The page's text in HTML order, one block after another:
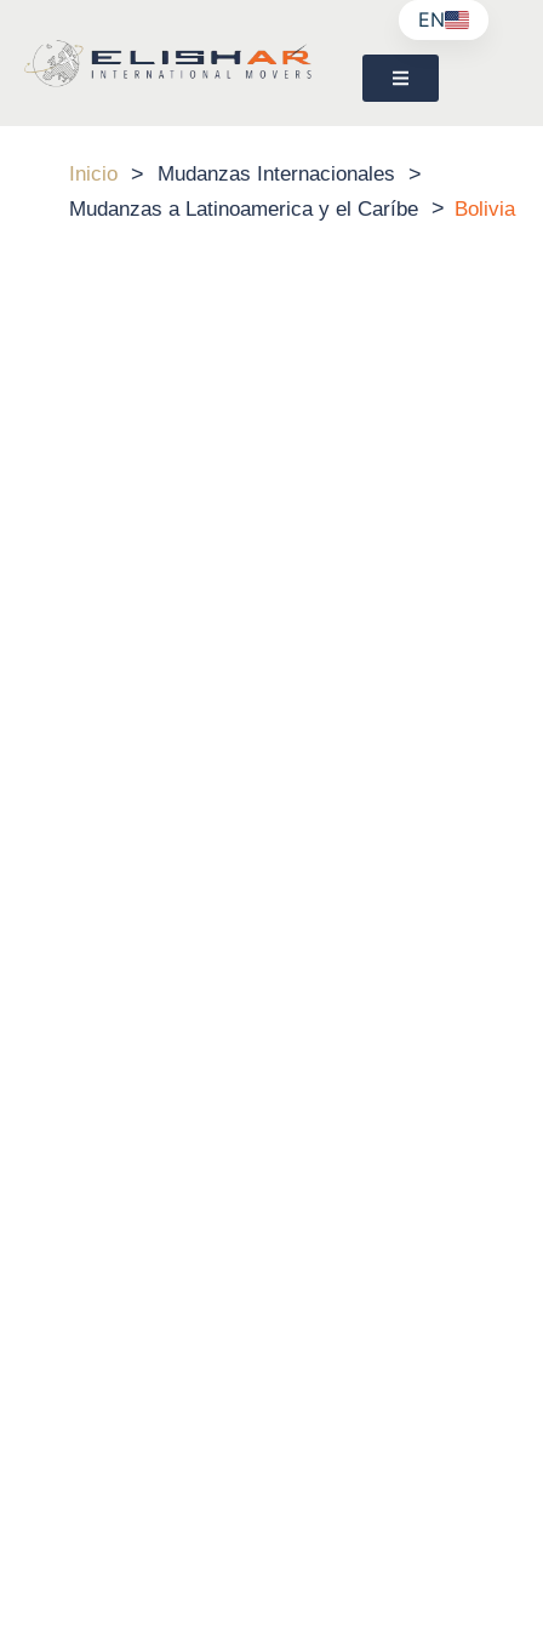
Inicio > Mudanzas Internacionales >
Mudanzas a Latinoamerica y el Caríbe > Bolivia
EN